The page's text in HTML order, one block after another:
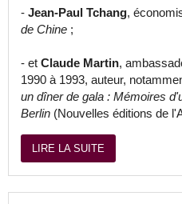
- Jean-Paul Tchang,
de Chine ;
- et Claude Martin,
1990 à 1993, auteur,
un dîner de gala : Mémoires
Berlin (Nouvelles éditions de
LIRE LA SUITE